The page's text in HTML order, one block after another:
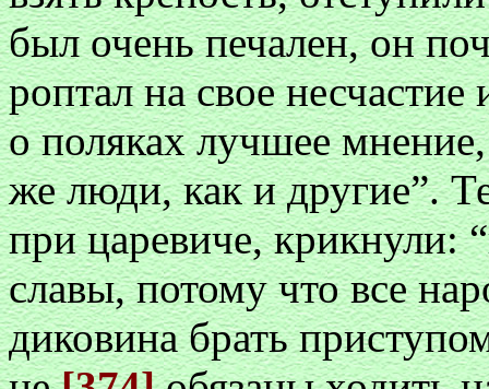
был очень печален, он
роптал на свое
о поляках лучшее
же люди, как и другие”.
при царевиче, крикнули:
славы, потому что все
диковина брать